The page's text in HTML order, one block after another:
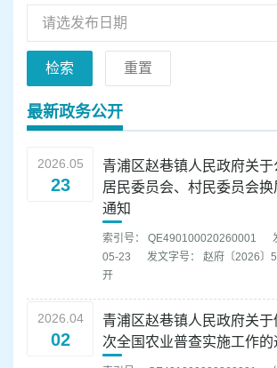
检索 重置
最新政务公开
2026.05
23
青浦区赵巷镇人民政府关
居民委员会、村民委员会
通知
索引号： QE490100020260001
05-23
发文字号： 赵府〔2026〕
开
2026.04
02
青浦区赵巷镇人民政府关于
次全国农业普查实施工作的